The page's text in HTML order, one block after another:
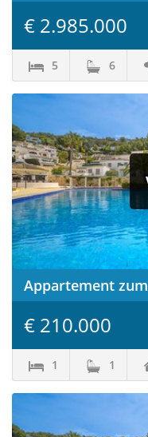
€ 2.985.000
5 6
€ 210.000
1 1